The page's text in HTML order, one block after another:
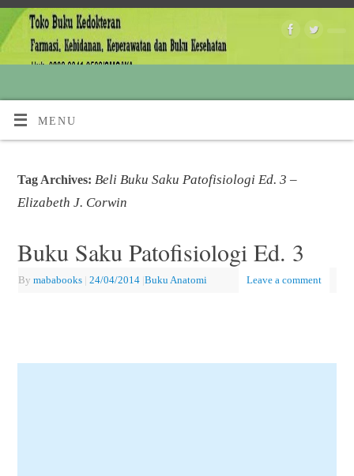
MENU
Tag Archives: Beli Buku Saku Patofisiologi Ed. 3 –
Elizabeth J. Corwin
Buku Saku Patofisiologi Ed. 3
By mababooks | 24/04/2014 |Buku Anatomi Leave a comment